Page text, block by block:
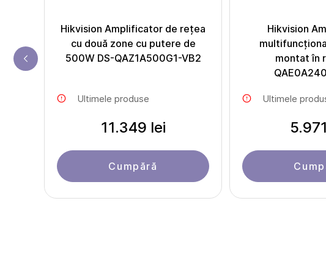
Hikvision Amplificator de rețea
cu două zone cu putere de
500W DS-QAZ1A500G1-VB2
Ultimele produse
11.349 lei
Cumpără
Hikvision
montat în
Ultimele